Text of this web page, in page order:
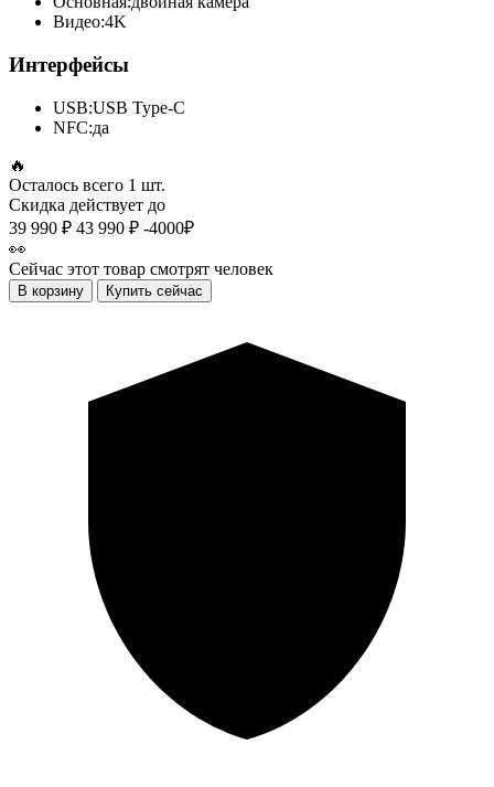
Видео:4K
Интерфейсы
USB:USB Type-C
NFC:да
🔥
Осталось всего 1 шт.
Скидка действует до
39 990 ₽ 43 990 ₽ -4000₽
👀
Сейчас этот товар смотрят человек
В корзину Купить сейчас